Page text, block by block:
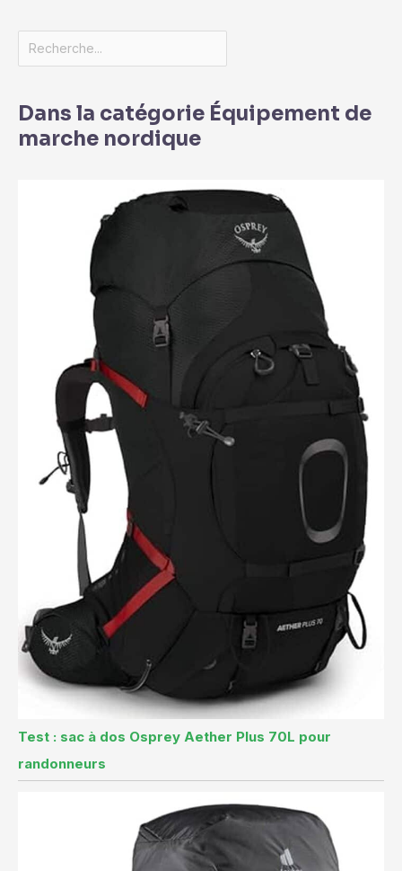
Dans la catégorie Équipement de
marche nordique
Test : sac à dos Osprey Aether Plus 70L pour
randonneurs